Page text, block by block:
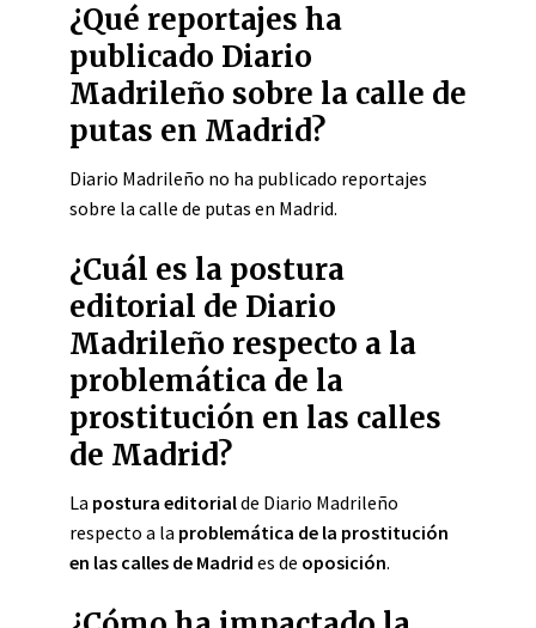
¿Qué reportajes ha
publicado Diario
Madrileño sobre la calle de
putas en Madrid?
Diario Madrileño no ha publicado reportajes
sobre la calle de putas en Madrid.
¿Cuál es la postura
editorial de Diario
Madrileño respecto a la
problemática de la
prostitución en las calles
de Madrid?
La postura editorialde Diario Madrileño
respecto a la problemática de la prostitución
en las calles de Madrid es de oposición.